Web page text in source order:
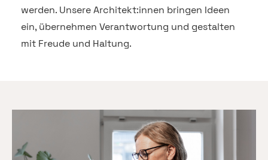
werden. Unsere Architekt:innen bringen Ideen
ein, übernehmen Verantwortung und gestalten
mit Freude und Haltung.